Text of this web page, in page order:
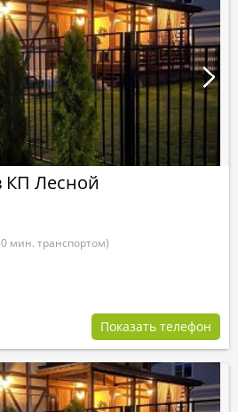
КП Лесной
мин. транспортом)
Показать телефон